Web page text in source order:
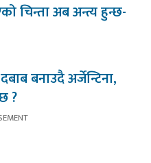
चिन्ता अब अन्त्य हुन्छ-
बनाउदै अर्जेन्टिना,
?